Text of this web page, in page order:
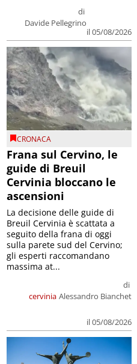
di
Davide Pellegrino
il 05/08/2026
CRONACA
Frana sul Cervino, le
guide di Breuil
Cervinia bloccano le
ascensioni
cervinia
di
Alessandro Bianchet
il 05/08/2026
La decisione delle guide di
Breuil Cervinia è scattata a
seguito della frana di oggi
sulla parete sud del Cervino;
gli esperti raccomandano
massima at...